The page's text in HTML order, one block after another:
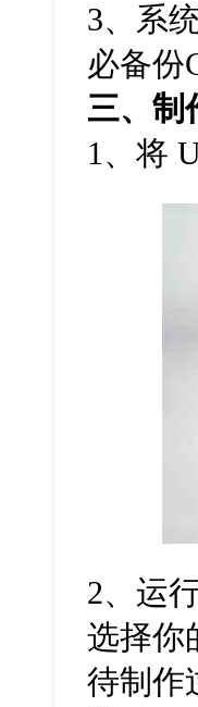
3、系
必备份
三、制
1、将
2、运
选择你
待制作